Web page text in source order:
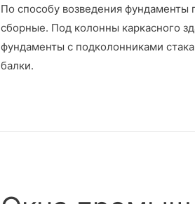
По способу возведения
сборные. Под колонны каркасного
фундаменты с подколонниками
балки.